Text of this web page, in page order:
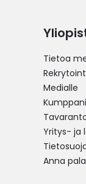
Tietoa
Medialle
Yritys- ja
Anna